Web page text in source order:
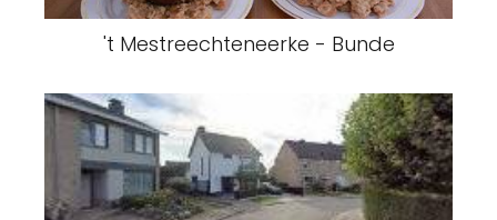
't Mestreechteneerke - Bunde